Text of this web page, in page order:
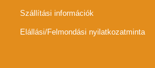
Szállítási információk
Elállási/Felmondási nyilatkozatminta